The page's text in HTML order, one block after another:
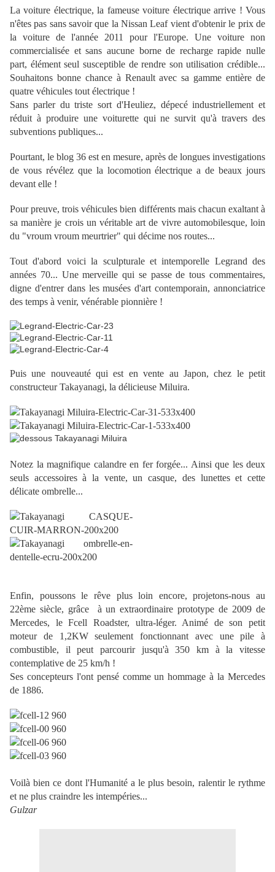
La voiture électrique, la fameuse voiture électrique arrive ! Vous
n'êtes pas sans savoir que la Nissan Leaf vient d'obtenir le prix de
la voiture de l'année 2011 pour l'Europe. Une voiture non
commercialisée et sans aucune borne de recharge rapide nulle
part, élément seul susceptible de rendre son utilisation crédible...
Souhaitons bonne chance à Renault avec sa gamme entière de
quatre véhicules tout électrique !
Sans parler du triste sort d'Heuliez, dépecé industriellement et
réduit à produire une voiturette qui ne survit qu'à travers des
subventions publiques...
Pourtant, le blog 36 est en mesure, après de longues investigations
de vous révélez que la locomotion électrique a de beaux jours
devant elle !
Pour preuve, trois véhicules bien différents mais chacun exaltant à
sa manière je crois un véritable art de vivre automobilesque, loin
du "vroum vroum meurtrier" qui décime nos routes...
Tout d'abord voici la sculpturale et intemporelle Legrand des
années 70... Une merveille qui se passe de tous commentaires,
digne d'entrer dans les musées d'art contemporain, annonciatrice
des temps à venir, vénérable pionnière !
Puis une nouveauté qui est en vente au Japon, chez le petit
constructeur Takayanagi, la délicieuse Miluira.
Notez la magnifique calandre en fer forgée... Ainsi que les deux
seuls accessoires à la vente, un casque, des lunettes et cette
délicate ombrelle...
Enfin, poussons le rêve plus loin encore, projetons-nous au
22ème siècle, grâce à un extraordinaire prototype de 2009 de
Mercedes, le Fcell Roadster, ultra-léger. Animé de son petit
moteur de 1,2KW seulement fonctionnant avec une pile à
combustible, il peut parcourir jusqu'à 350 km à la vitesse
contemplative de 25 km/h !
Ses concepteurs l'ont pensé comme un hommage à la Mercedes
de 1886.
Voilà bien ce dont l'Humanité a le plus besoin, ralentir le rythme
et ne plus craindre les intempéries...
Gulzar